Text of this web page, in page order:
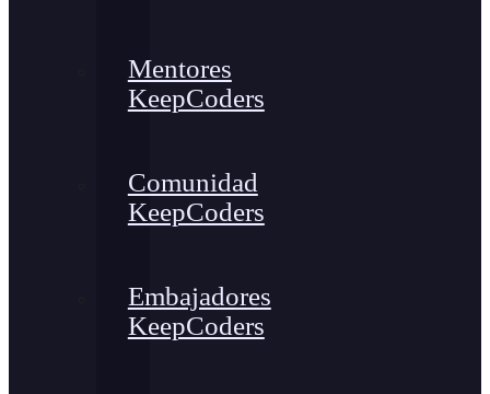
Mentores
KeepCoders
Comunidad
KeepCoders
Embajadores
KeepCoders